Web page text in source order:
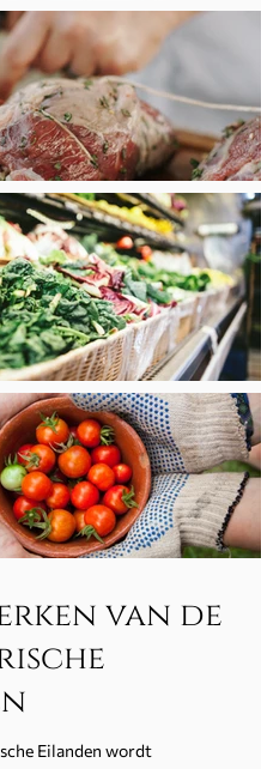
van de
Eilanden wordt